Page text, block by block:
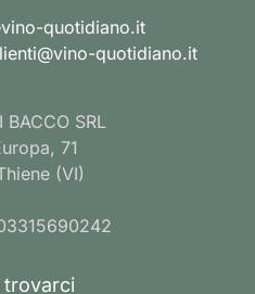
quotidiano.it
quotidiano.it
BACCO SRL
71
(VI)
trovarci